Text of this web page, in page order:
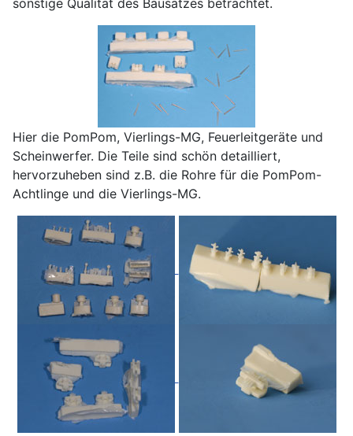
sonstige Qualität des Bausatzes betrachtet.
Hier die PomPom, Vierlings-MG, Feuerleitgeräte und
Scheinwerfer. Die Teile sind schön detailliert,
hervorzuheben sind z.B. die Rohre für die PomPom-
Achtlinge und die Vierlings-MG.